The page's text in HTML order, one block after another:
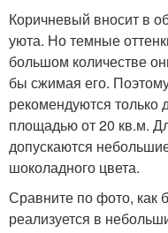
Коричневый вносит в
уюта. Но темные
большом количестве
бы сжимая его.
рекомендуются только
площадью от 20 кв.м.
допускаются
шоколадного цвета.
Сравните по фото, как
реализуется в